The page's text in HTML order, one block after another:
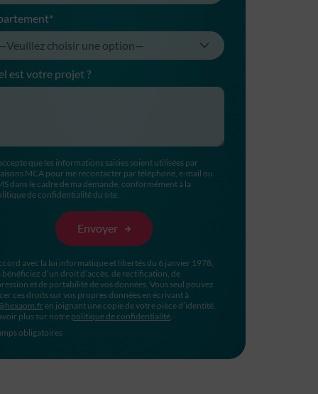
est votre projet ?
que les informations saisies soient utilisées par
MCA pour me recontacter par téléphone, e-mail ou
dans le cadre de ma demande, conformément à la
de confidentialité du site.
avec la loi informatique et libertés du 6 janvier 1978,
bénéficiez d’un droit d’accès, de rectification, de
et de portabilité de vos données. Vous seul pouvez
ces droits sur vos propres données en écrivant à
en joignant une copie de votre pièce d’identité.
plus sur notre politique de confidentialité
obligatoires